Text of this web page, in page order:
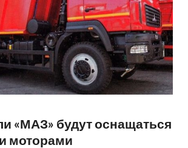
«МАЗ» будут оснащаться
моторами